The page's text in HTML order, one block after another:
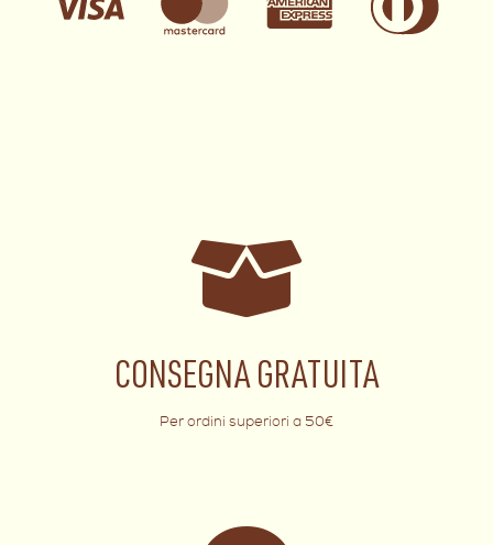
CONSEGNA GRATUITA
Per ordini superiori a 50€